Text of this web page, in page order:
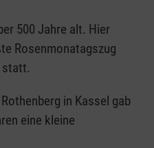
500 Jahre alt. Hier
Rosenmonatagszug
statt.
in Kassel gab
eine kleine